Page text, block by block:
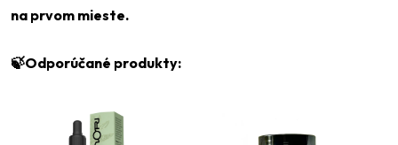
na prvom mieste.
🍃Odporúčané produkty: